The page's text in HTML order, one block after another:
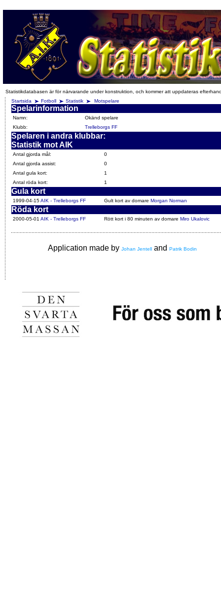
Statistikdatabasen är för närvarande under konstruktion, och kommer att uppdateras
Startsida
Fotboll Statistik Motspelare
Spelarinformation
Namn:
Okänd spelare
Klubb:
Trelleborgs FF
Spelaren i andra klubbar:
Statistik mot AIK
Antal gjorda mål:
0
Antal gjorda assist:
0
Antal gula kort:
1
Antal röda kort:
1
Gula kort
1999-04-15AIK - Trelleborgs FF Gult kort av domare Morgan Norman
Röda kort
2000-05-01 AIK - Trelleborgs FF Rött kort i 80 minuten av domare Miro Ukalovic
Application made by Johan Jentell and Patrik Bodin